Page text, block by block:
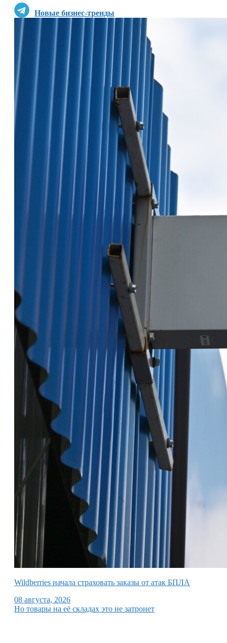
Новые бизнес-тренды
Wildberries начала страховать заказы от атак БПЛА
08 августа, 2026
Но товары на её складах это не затронет